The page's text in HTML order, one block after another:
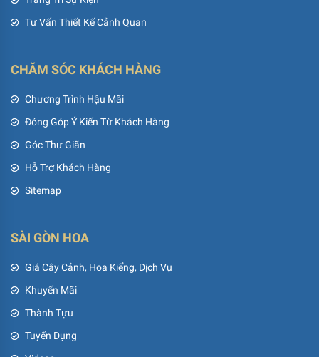
Tư Vấn Thiết Kế Cảnh Quan
CHĂM SÓC KHÁCH HÀNG
Chương Trình Hậu Mãi
Đóng Góp Ý Kiến Từ Khách Hàng
Góc Thư Giãn
Hỗ Trợ Khách Hàng
Sitemap
SÀI GÒN HOA
Giá Cây Cảnh, Hoa Kiểng, Dịch Vụ
Khuyến Mãi
Thành Tựu
Tuyển Dụng